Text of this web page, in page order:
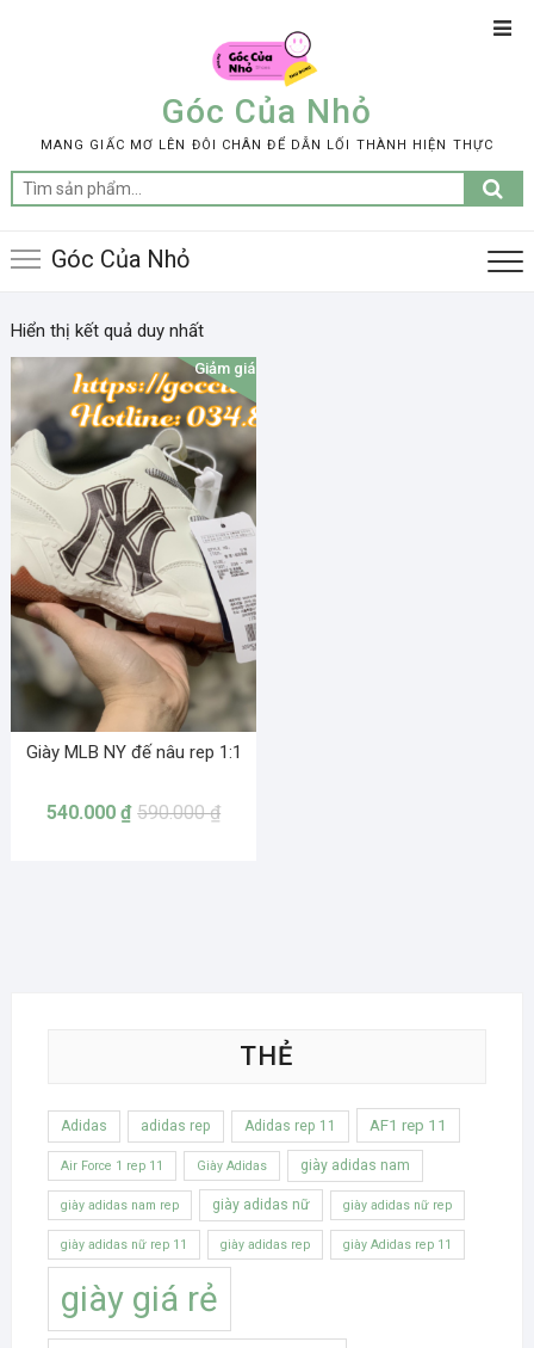
Góc Của Nhỏ
MANG GIẤC MƠ LÊN ĐÔI CHÂN ĐỂ DẪN LỐI THÀNH HIỆN THỰC
Tìm
kiếm:
Góc Của Nhỏ
Hiển thị kết quả duy nhất
Giảm giá!
Giày MLB NY đế nâu rep 1:1
590.000₫
540.000₫
THẺ
Adidas adidas rep Adidas rep 11 AF1 rep 11
Air Force 1 rep 11 Giày Adidas giày adidas nam
giày adidas nam rep giày adidas nữ giày adidas nữ rep
giày adidas nữ rep 11 giày adidas rep giày Adidas rep 11
giày giá rẻ